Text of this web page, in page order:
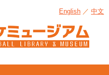
English ／ 中文